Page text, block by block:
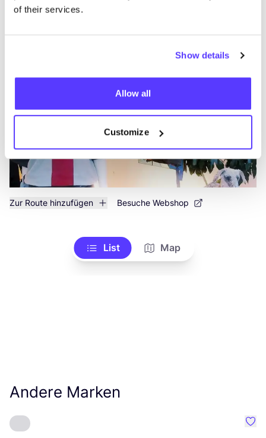
of their services.
Show details
Allow all
Customize
Suski Store
Zur Route hinzufügen Besuche Webshop
List Map
Andere Marken